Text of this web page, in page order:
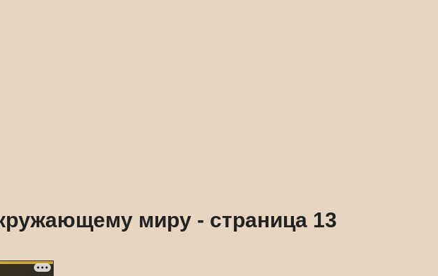
миру - страница 13